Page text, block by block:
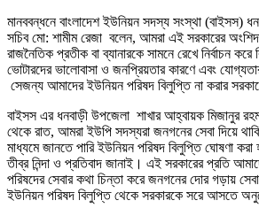
মানববন্ধনে বাংলাদেশ ইউনিয়ন সদস্য সংস্থা (বাইসস)
সচিব মো: শামীম রেজা বলেন, আমরা এই সরকারের
রাজনৈতিক প্রতীক বা ব্যানারকে সামনে রেখে নির্বাচন
ভোটারদের ভালোবাসা ও জনপ্রিয়তার কারণে এবং
সেজন্য আমাদের ইউনিয়ন পরিষদ বিলুপ্তি না করার
বাইসস এর ধনবাড়ী উপজেলা শাখার আহ্বায়ক মিজানুর
থেকে রাত, আমরা ইউপি সদস্যরা জনগনের সেবা দিয়ে
মাধ্যমে জানতে পারি ইউনিয়ন পরিষদ বিলুপ্তি ঘোষণা
তীব্র নিন্দা ও প্রতিবাদ জানাই। এই সরকারের প্রতি
পরিষদের সেবার কথা চিন্তা করে জনগনের দোর গড়ায়
ইউনিয়ন পরিষদ বিলুপ্তি থেকে সরকারকে সরে আসতে